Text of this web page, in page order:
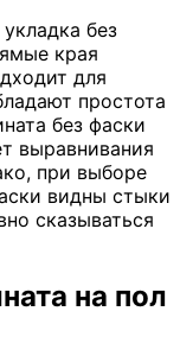
без
края
для
простота
без фаски
выравнивания
при выборе
видны стыки
сказываться
на пол